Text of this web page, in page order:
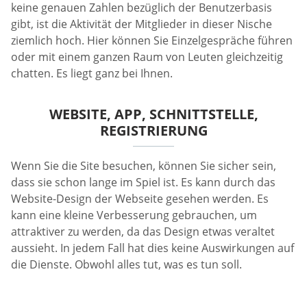
keine genauen Zahlen bezüglich der Benutzerbasis
gibt, ist die Aktivität der Mitglieder in dieser Nische
ziemlich hoch. Hier können Sie Einzelgespräche führen
oder mit einem ganzen Raum von Leuten gleichzeitig
chatten. Es liegt ganz bei Ihnen.
WEBSITE, APP, SCHNITTSTELLE,
REGISTRIERUNG
Wenn Sie die Site besuchen, können Sie sicher sein,
dass sie schon lange im Spiel ist. Es kann durch das
Website-Design der Webseite gesehen werden. Es
kann eine kleine Verbesserung gebrauchen, um
attraktiver zu werden, da das Design etwas veraltet
aussieht. In jedem Fall hat dies keine Auswirkungen auf
die Dienste. Obwohl alles tut, was es tun soll.